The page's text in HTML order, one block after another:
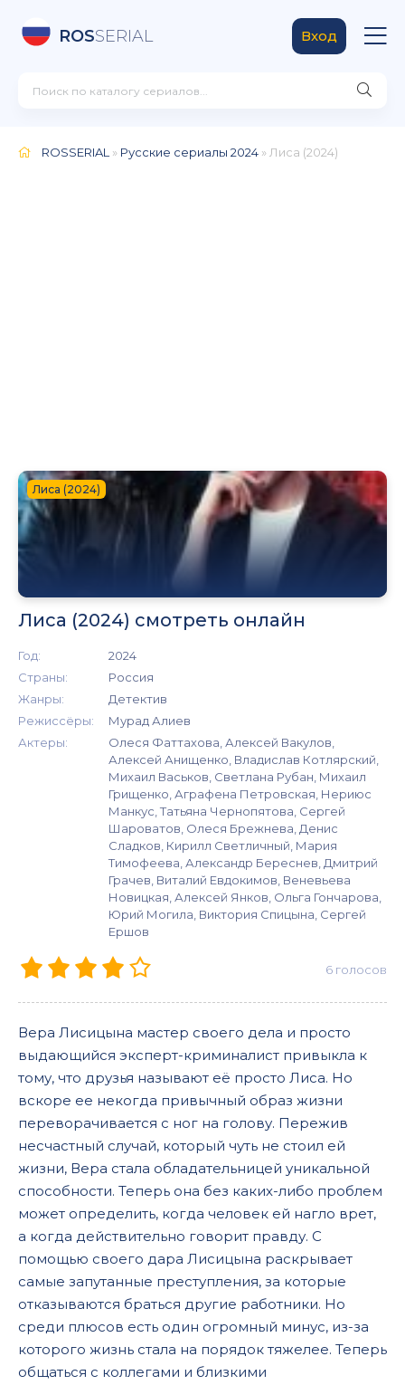
ROSSERIAL Вход
ROSSERIAL » Русские сериалы 2024 » Лиса (2024)
Лиса (2024)
Лиса (2024) смотреть онлайн
Год:
2024
Страны:
Россия
Жанры:
Детектив
Режиссёры:
Мурад Алиев
Актеры:
Олеся Фаттахова, Алексей Вакулов,
Алексей Анищенко, Владислав Котлярский,
Михаил Васьков, Светлана Рубан, Михаил
Грищенко, Аграфена Петровская, Нериюс
Манкус, Татьяна Чернопятова, Сергей
Шароватов, Олеся Брежнева, Денис
Сладков, Кирилл Светличный, Мария
Тимофеева, Александр Береснев, Дмитрий
Грачев, Виталий Евдокимов, Веневьева
Новицкая, Алексей Янков, Ольга Гончарова,
Юрий Могила, Виктория Спицына, Сергей
Ершов
6 голосов
Вера Лисицына мастер своего дела и просто
выдающийся эксперт-криминалист привыкла к
тому, что друзья называют её просто Лиса. Но
вскоре ее некогда привычный образ жизни
переворачивается с ног на голову. Пережив
несчастный случай, который чуть не стоил ей
жизни, Вера стала обладательницей уникальной
способности. Теперь она без каких-либо проблем
может определить, когда человек ей нагло врет,
а когда действительно говорит правду. С
помощью своего дара Лисицына раскрывает
самые запутанные преступления, за которые
отказываются браться другие работники. Но
среди плюсов есть один огромный минус, из-за
которого жизнь стала на порядок тяжелее. Теперь
общаться с коллегами и близкими